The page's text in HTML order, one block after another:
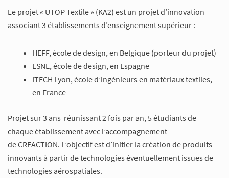
Le projet « UTOP Textile » (KA2) est un projet d’innovation
associant 3 établissements d’enseignement supérieur :
HEFF, école de design, en Belgique (porteur du projet)
ESNE, école de design, en Espagne
ITECH Lyon, école d’ingénieurs en matériaux textiles,
en France
Projet sur 3 ans réunissant 2 fois par an, 5 étudiants de
chaque établissement avec l’accompagnement
de CREACTION. L’objectif est d’initier la création de produits
innovants à partir de technologies éventuellement issues de
technologies aérospatiales.